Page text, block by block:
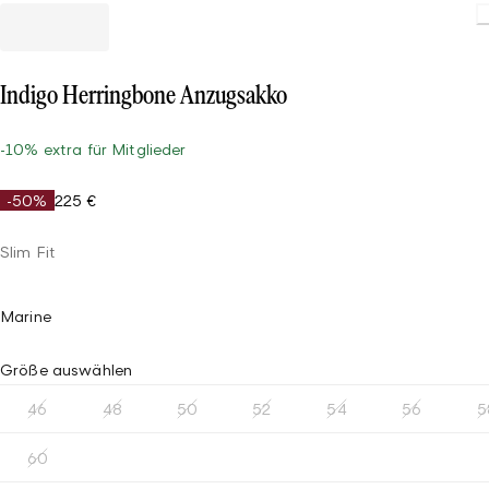
Indigo Herringbone Anzugsakko
-10% extra für Mitglieder
-50% 225 €
Slim Fit
Marine
Größe auswählen
46 48 50 52 54 56
60